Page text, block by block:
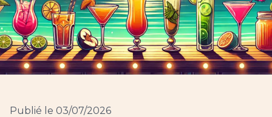
Publié le 03/07/2026